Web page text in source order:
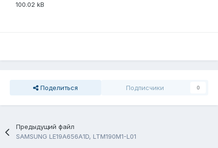
100.02 kB
Поделиться Подписчики 0
Предыдущий файл
SAMSUNG LE19A656A1D, LTM190M1-L01